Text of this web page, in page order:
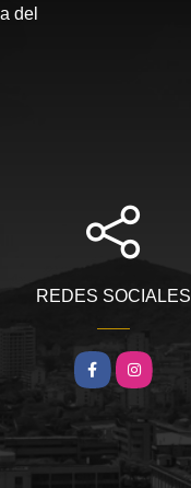
del
REDES SOCIALES
Facebook
Instagram